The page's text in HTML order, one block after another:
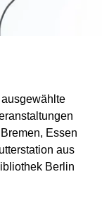
Essen
aus
Berlin